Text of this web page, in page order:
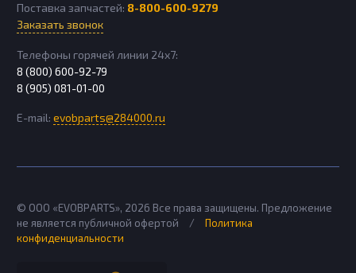
Поставка запчастей: 8-800-600-9279
Заказать звонок
Телефоны горячей линии 24х7:
8 (800) 600-92-79
8 (905) 081-01-00
E-mail: evobparts@284000.ru
© ООО «EVOBPARTS», 2026 Все права защищены. Предложение
не является публичной офертой
/
Политика
конфиденциальности